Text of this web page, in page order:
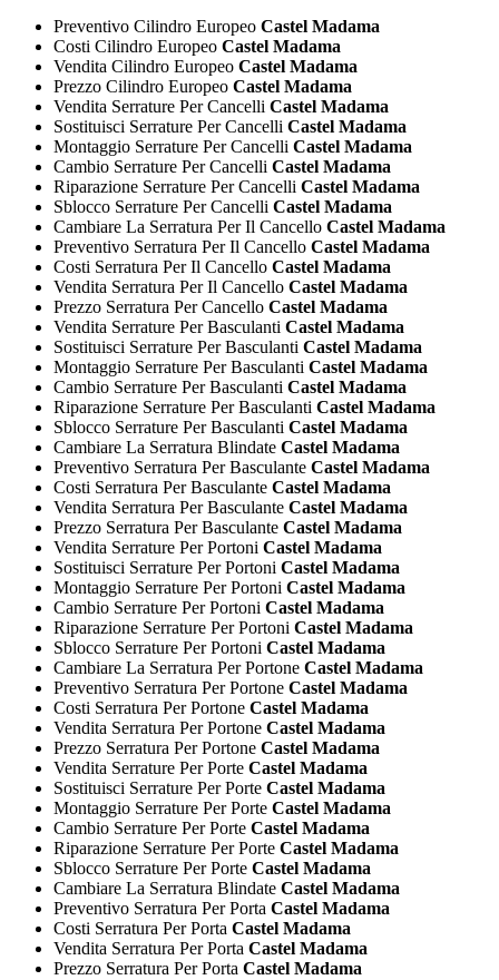
Preventivo Cilindro Europeo Castel Madama
Costi Cilindro Europeo Castel Madama
Vendita Cilindro Europeo Castel Madama
Prezzo Cilindro Europeo Castel Madama
Vendita Serrature Per Cancelli Castel Madama
Sostituisci Serrature Per Cancelli Castel Madama
Montaggio Serrature Per Cancelli Castel Madama
Cambio Serrature Per Cancelli Castel Madama
Riparazione Serrature Per Cancelli Castel Madama
Sblocco Serrature Per Cancelli Castel Madama
Cambiare La Serratura Per Il Cancello Castel Madama
Preventivo Serratura Per Il Cancello Castel Madama
Costi Serratura Per Il Cancello Castel Madama
Vendita Serratura Per Il Cancello Castel Madama
Prezzo Serratura Per Cancello Castel Madama
Vendita Serrature Per Basculanti Castel Madama
Sostituisci Serrature Per Basculanti Castel Madama
Montaggio Serrature Per Basculanti Castel Madama
Cambio Serrature Per Basculanti Castel Madama
Riparazione Serrature Per Basculanti Castel Madama
Sblocco Serrature Per Basculanti Castel Madama
Cambiare La Serratura Blindate Castel Madama
Preventivo Serratura Per Basculante Castel Madama
Costi Serratura Per Basculante Castel Madama
Vendita Serratura Per Basculante Castel Madama
Prezzo Serratura Per Basculante Castel Madama
Vendita Serrature Per Portoni Castel Madama
Sostituisci Serrature Per Portoni Castel Madama
Montaggio Serrature Per Portoni Castel Madama
Cambio Serrature Per Portoni Castel Madama
Riparazione Serrature Per Portoni Castel Madama
Sblocco Serrature Per Portoni Castel Madama
Cambiare La Serratura Per Portone Castel Madama
Preventivo Serratura Per Portone Castel Madama
Costi Serratura Per Portone Castel Madama
Vendita Serratura Per Portone Castel Madama
Prezzo Serratura Per Portone Castel Madama
Vendita Serrature Per Porte Castel Madama
Sostituisci Serrature Per Porte Castel Madama
Montaggio Serrature Per Porte Castel Madama
Cambio Serrature Per Porte Castel Madama
Riparazione Serrature Per Porte Castel Madama
Sblocco Serrature Per Porte Castel Madama
Cambiare La Serratura Blindate Castel Madama
Preventivo Serratura Per Porta Castel Madama
Costi Serratura Per Porta Castel Madama
Vendita Serratura Per Porta Castel Madama
Prezzo Serratura Per Porta Castel Madama